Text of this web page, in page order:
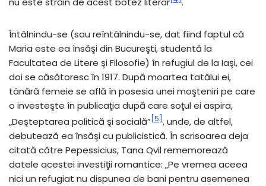
Întâlnindu-se (sau reîntâlnindu-se, dat fiind faptul că
Maria este ea însăşi din Bucureşti, studentă la
Facultatea de Litere şi Filosofie) în refugiul de la Iaşi, cei
doi se căsătoresc în 1917. După moartea tatălui ei,
tânără femeie se află în posesia unei moşteniri pe care
o investeşte în publicaţia după care soţul ei aspira,
„Deşteptarea politică şi socială” [5] , unde, de altfel,
debutează ea însăşi cu publicistică. În scrisoarea deja
citată către Pepessicius, Tana Qvil rememorează
datele acestei investiţii romantice: „Pe vremea aceea
nici un refugiat nu dispunea de bani pentru asemenea